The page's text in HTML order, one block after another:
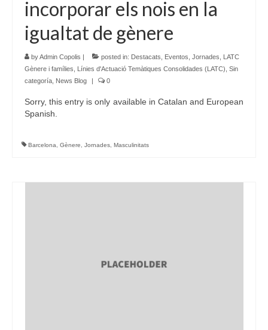
incorporar els nois en la
igualtat de gènere
byAdmin Copolis | posted in: Destacats Eventos Jornades
LATC
Gènere i famílies
Línies d'Actuació Temàtiques Consolidades (LATC) Sin
categoría News Blog | 0
Sorry, this entry is only available in Catalan and European
Spanish.
Barcelona Gènere Jornades Masculinitats